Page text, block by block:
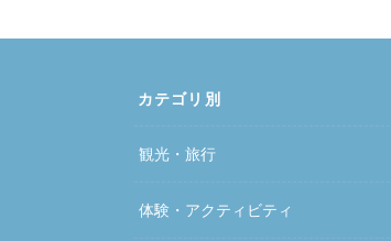
カテゴリ別
観光・旅行
体験・アクティビティ